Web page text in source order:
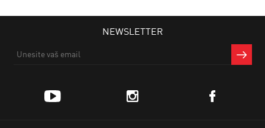
NEWSLETTER